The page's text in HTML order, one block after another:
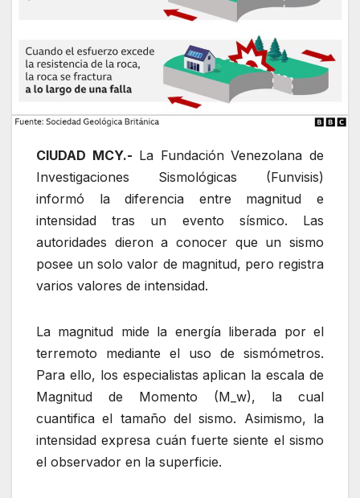
CIUDAD MCY.- La Fundación Venezolana de
Investigaciones Sismológicas (Funvisis)
informó la diferencia entre magnitud e
intensidad tras un evento sísmico. Las
autoridades dieron a conocer que un sismo
posee un solo valor de magnitud, pero registra
varios valores de intensidad.
La magnitud mide la energía liberada por el
terremoto mediante el uso de sismómetros.
Para ello, los especialistas aplican la escala de
Magnitud de Momento (M_w), la cual
cuantifica el tamaño del sismo. Asimismo, la
intensidad expresa cuán fuerte siente el sismo
el observador en la superficie.